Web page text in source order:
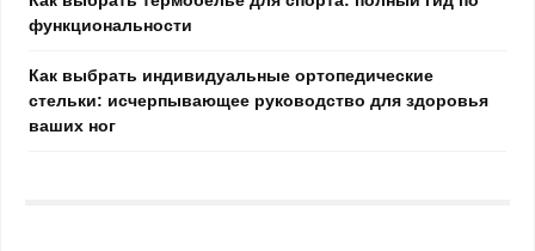
функциональности
Как выбрать индивидуальные ортопедические
стельки: исчерпывающее руководство для здоровья
ваших ног